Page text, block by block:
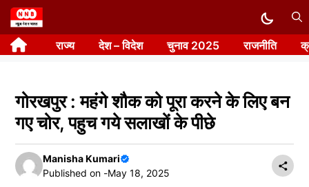
Skip
to
content राज्य देश – विदेश चुनाव 2025 राजनीति
गोरखपुर : महंगे शौक को पूरा करने के लिए बन
गए चोर, पहुच गये सलाखों के पीछे
Manisha Kumari
Published on -May 18, 2025